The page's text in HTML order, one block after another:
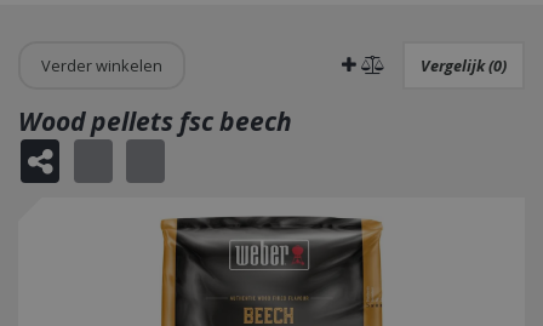
Verder winkelen Vergelijk (0)
Wood pellets fsc beech